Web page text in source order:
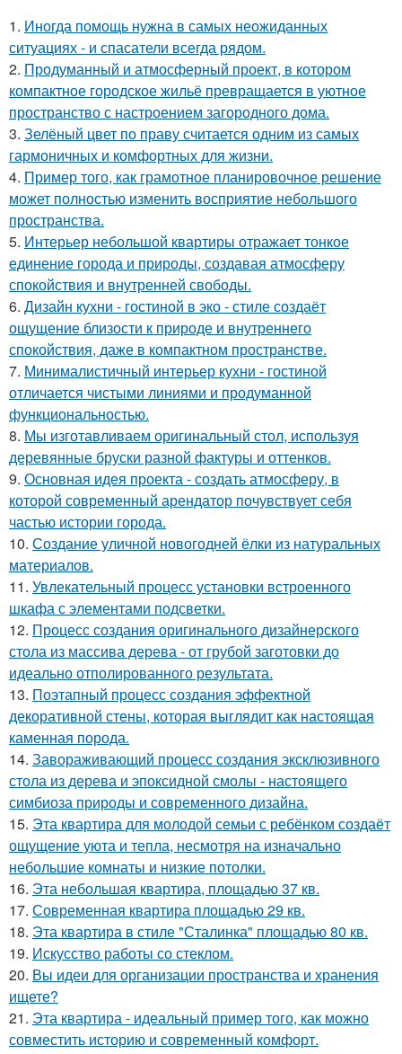
1. Иногда помощь нужна в самых неожиданных
ситуациях - и спасатели всегда рядом.
2. Продуманный и атмосферный проект, в котором
компактное городское жильё превращается в уютное
пространство с настроением загородного дома.
3. Зелёный цвет по праву считается одним из самых
гармоничных и комфортных для жизни.
4. Пример того, как грамотное планировочное решение
может полностью изменить восприятие небольшого
пространства.
5. Интерьер небольшой квартиры отражает тонкое
единение города и природы, создавая атмосферу
спокойствия и внутренней свободы.
6. Дизайн кухни - гостиной в эко - стиле создаёт
ощущение близости к природе и внутреннего
спокойствия, даже в компактном пространстве.
7. Минималистичный интерьер кухни - гостиной
отличается чистыми линиями и продуманной
функциональностью.
8. Мы изготавливаем оригинальный стол, используя
деревянные бруски разной фактуры и оттенков.
9. Основная идея проекта - создать атмосферу, в
которой современный арендатор почувствует себя
частью истории города.
10. Создание уличной новогодней ёлки из натуральных
материалов.
11. Увлекательный процесс установки встроенного
шкафа с элементами подсветки.
12. Процесс создания оригинального дизайнерского
стола из массива дерева - от грубой заготовки до
идеально отполированного результата.
13. Поэтапный процесс создания эффектной
декоративной стены, которая выглядит как настоящая
каменная порода.
14. Завораживающий процесс создания эксклюзивного
стола из дерева и эпоксидной смолы - настоящего
симбиоза природы и современного дизайна.
15. Эта квартира для молодой семьи с ребёнком создаёт
ощущение уюта и тепла, несмотря на изначально
небольшие комнаты и низкие потолки.
16. Эта небольшая квартира, площадью 37 кв.
17. Современная квартира площадью 29 кв.
18. Эта квартира в стиле "Сталинка" площадью 80 кв.
19. Искусство работы со стеклом.
20. Вы идеи для организации пространства и хранения
ищете?
21. Эта квартира - идеальный пример того, как можно
совместить историю и современный комфорт.